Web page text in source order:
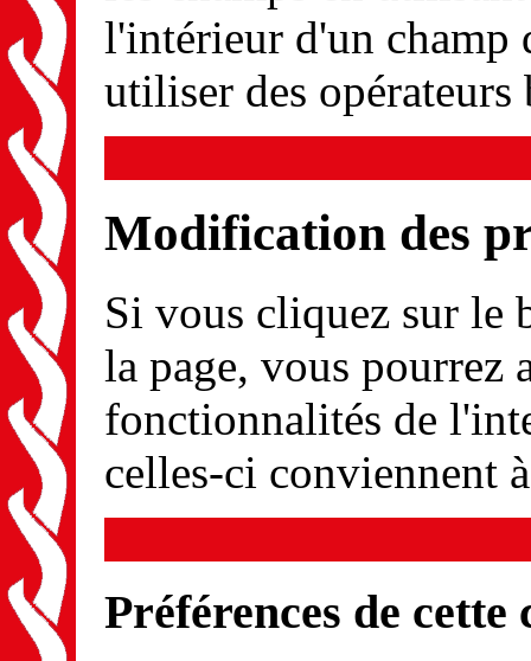
l'intérieur d'un champ
utiliser des opérateurs
Modification des
Si vous cliquez sur le
la page, vous pourrez
fonctionnalités de
celles-ci conviennent
Préférences de cette